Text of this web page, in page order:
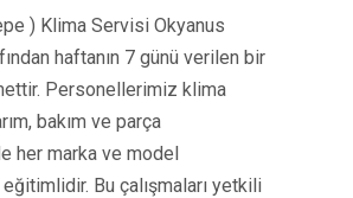
) Klima Servisi Okyanus
haftanın 7 günü verilen bir
Personellerimiz klima
bakım ve parça
her marka ve model
Bu çalışmaları yetkili